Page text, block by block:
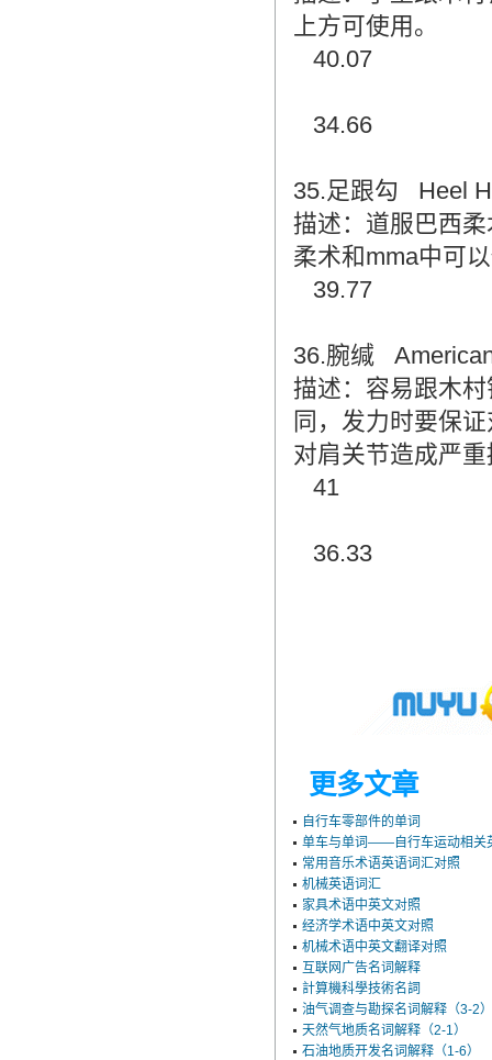
上方可使用。
40.07
34.66
35.足跟勾 Heel
描述：道服巴西
柔术和mma中可
39.77
36.腕缄
描述：容易跟木
同，发力时要保
对肩关节造成严
41
36.33
更多文章
自行车零部件的单词
单车与单词——自行车运动相关
常用音乐术语英语词汇对照
机械英语词汇
家具术语中英文对照
经济学术语中英文对照
机械术语中英文翻译对照
互联网广告名词解释
計算機科學技術名詞
油气调查与勘探名词解释（3-2）
天然气地质名词解释（2-1）
石油地质开发名词解释（1-6）